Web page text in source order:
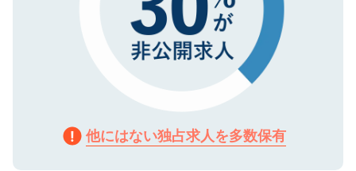
他にはない独占求人を多数保有